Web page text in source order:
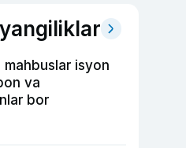
mahbuslar isyon
va
bor